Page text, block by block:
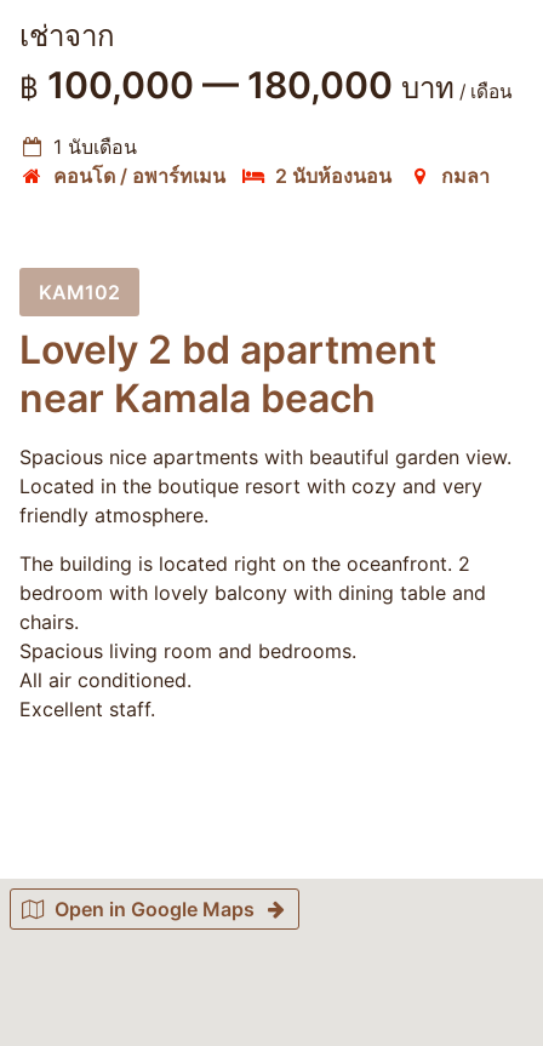
เช่าจาก
฿ 100,000 — 180,000 บาท / เดือน
1 นับเดือน
คอนโด / อพาร์ทเมน
2 นับห้องนอน กมลา
KAM102
Lovely 2 bd apartment
near Kamala beach
Spacious nice apartments with beautiful garden view.
Located in the boutique resort with cozy and very
friendly atmosphere.
The building is located right on the oceanfront. 2
bedroom with lovely balcony with dining table and
chairs.
Spacious living room and bedrooms.
All air conditioned.
Excellent staff.
Open in Google Maps